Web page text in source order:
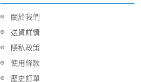
關於我們
送貨詳情
隱私政策
使用條款
歷史訂單